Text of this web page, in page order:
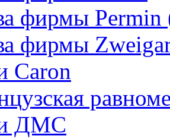
фирмы Permin
фирмы
Caron
ДМС